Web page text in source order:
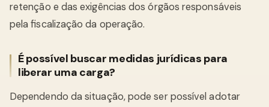
retenção e das exigências dos órgãos responsáveis
pela fiscalização da operação.
É possível buscar medidas jurídicas para
liberar uma carga?
Dependendo da situação, pode ser possível adotar